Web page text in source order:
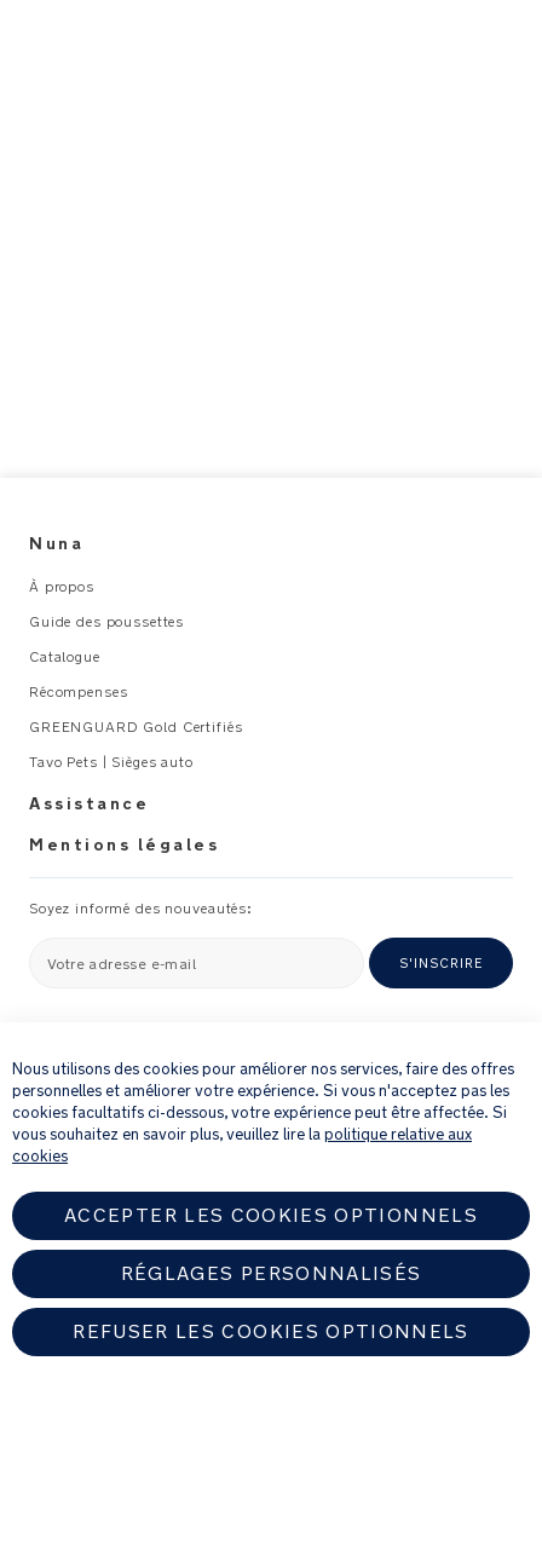
Nuna
À propos
Guide des poussettes
Catalogue
Récompenses
GREENGUARD Gold Certifiés
Tavo Pets | Sièges auto
Assistance
Mentions légales
Soyez informé des nouveautés:
Votre adresse e-mail S'INSCRIRE
notre newsletter et des détails sur les produits et les offres qui pourraient
vous intéresser.
Pour plus de détails sur la manière dont nous traitons vos informations
personnelles, veuillez consulter notre
Politique de confidentialité
Nous utilisons des cookies pour améliorer nos services, faire des offres
personnelles et améliorer votre expérience. Si vous n'acceptez pas les
cookies facultatifs ci-dessous, votre expérience peut être affectée. Si
vous souhaitez en savoir plus, veuillez lire lapolitique relative aux
cookies
ACCEPTER LES COOKIES OPTIONNELS
RÉGLAGES PERSONNALISÉS
REFUSER LES COOKIES OPTIONNELS